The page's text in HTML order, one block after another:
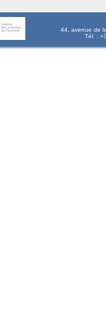
44, avenue de
Tél. :